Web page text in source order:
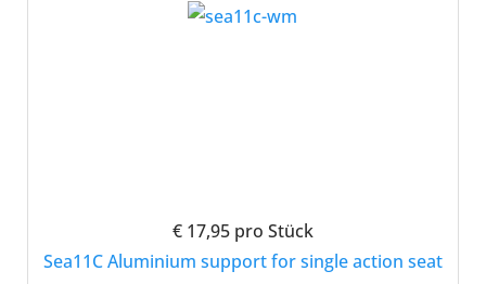
€ 17,95 pro Stück
Sea11C Aluminium support for single action seat